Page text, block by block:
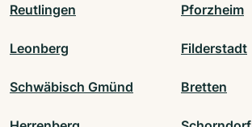
Reutlingen Pforzheim
Leonberg Filderstadt
Schwäbisch Gmünd Bretten